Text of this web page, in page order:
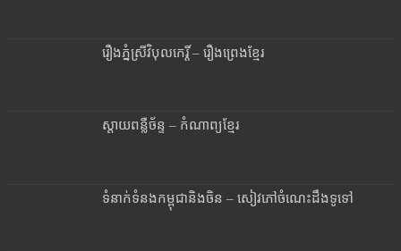
រឿងភ្នំស្រីវិបុលកេរ្តិ៍ – រឿងព្រេងខ្មែរ
ស្តាយពន្លឺច័ន្ទ – កំណាព្យខ្មែរ
ទំនាក់ទំនងកម្ពុជានិងចិន – សៀវភៅចំណេះដឹងទូទៅ